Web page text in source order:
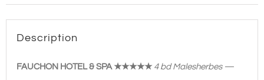
30
Description
FAUCHON HOTEL & SPA ★★★★★ 4 bd Malesherbes —